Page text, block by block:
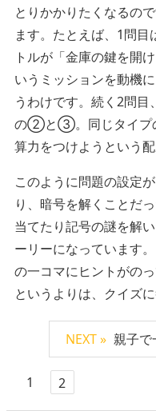
とりかかりたくなるの
ます。たとえば、1問
トルが「金庫の鍵を開
いうミッションを動機
うわけです。続く2問目
の②と③。同じタイプ
算力をつけようという配
このように問題の設定
り、暗号を解くことだ
当てたり記号の謎を解
ーリーになっています
の一コマにヒントがの
というよりは、クイズ
NEXT » 親子で
1 2